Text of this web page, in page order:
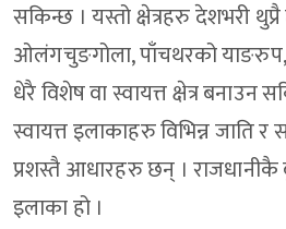
सकिन्छ । यस्तो क्षेत्रहरु देशभरी
ओलंगचुङगोला, पाँचथरको
धेरै विशेष वा स्वायत्त क्षेत्र बनाउन
स्वायत्त इलाकाहरु विभिन्न जाति
प्रशस्तै आधारहरु छन् ।
इलाका हो ।